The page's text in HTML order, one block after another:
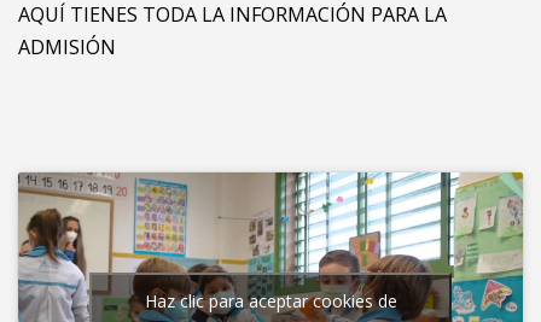
AQUÍ TIENES TODA LA INFORMACIÓN PARA LA
ADMISIÓN
Haz clic para aceptar cookies de